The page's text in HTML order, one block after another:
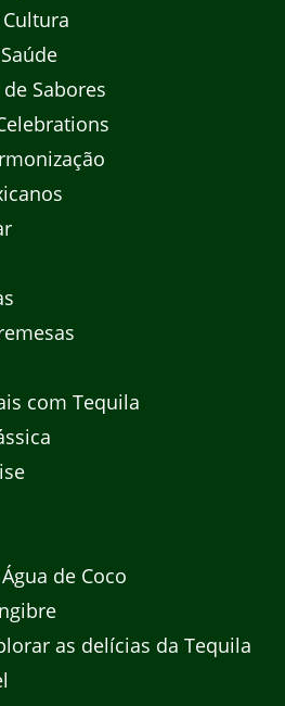
Sabores
com Tequila
de Coco
as delícias da Tequila